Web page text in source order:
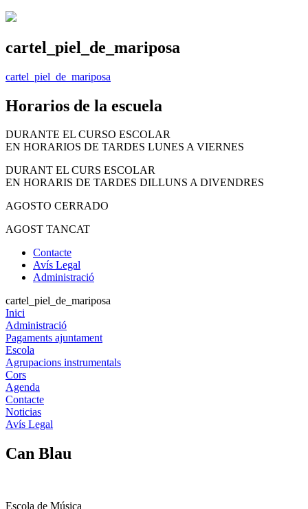
cartel_piel_de_mariposa
cartel_piel_de_mariposa
Horarios de la escuela
DURANTE EL CURSO ESCOLAR
EN HORARIOS DE TARDES LUNES A VIERNES
DURANT EL CURS ESCOLAR
EN HORARIS DE TARDES DILLUNS A DIVENDRES
AGOSTO CERRADO
AGOST TANCAT
Contacte
Avís Legal
Administració
cartel_piel_de_mariposa
Inici
Administració
Pagaments ajuntament
Escola
Agrupacions instrumentals
Cors
Agenda
Contacte
Noticias
Avís Legal
Can Blau
Escola de Música